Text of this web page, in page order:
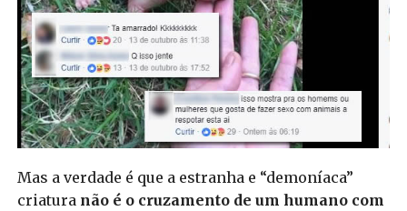
Mas a verdade é que a estranha e “demoníaca”
criatura não é o cruzamento de um humano com